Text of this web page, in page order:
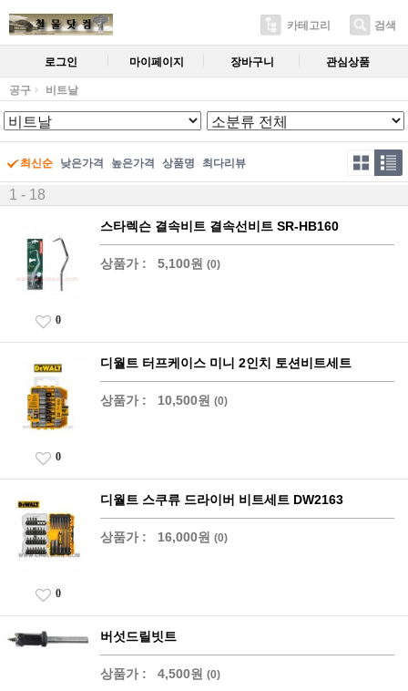
카테고리 검색
로그인 마이페이지 장바구니 관심상품
공구 비트날
최신순 낮은가격 높은가격 상품명 최다리뷰
1 - 18
스타렉슨 결속비트 결속선비트 SR-HB160
상품가 : 5,100원 (0)
0
디월트 터프케이스 미니 2인치 토션비트세트
상품가 : 10,500원 (0)
0
디월트 스쿠류 드라이버 비트세트 DW2163
상품가 : 16,000원 (0)
0
버섯드릴빗트
상품가 : 4,500원 (0)